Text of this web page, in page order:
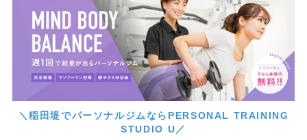
＼稲田堤でパーソナルジムならPERSONAL TRAINING
STUDIO U／